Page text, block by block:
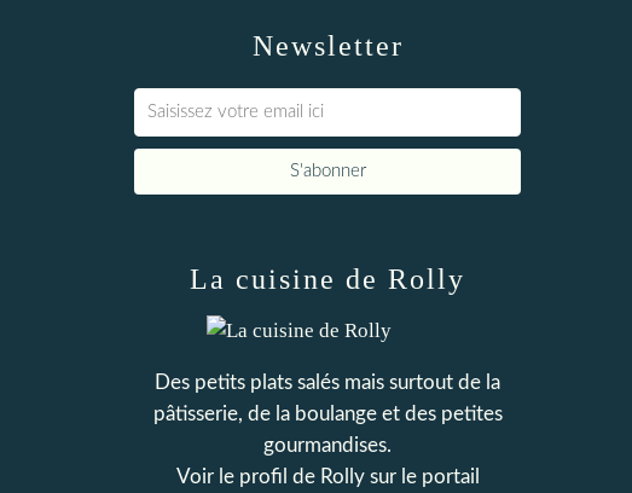
Newsletter
La cuisine de Rolly
Des petits plats salés mais surtout de la
pâtisserie, de la boulange et des petites
gourmandises.
Voir le profil de Rollysur le portail